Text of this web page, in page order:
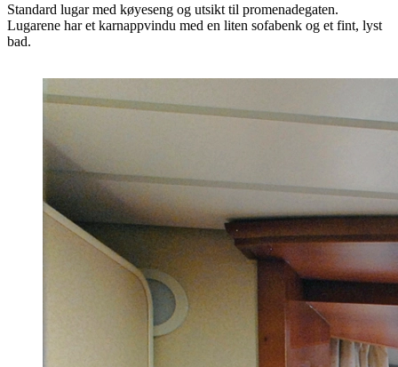
Standard lugar med køyeseng og utsikt til promenadegaten.
Lugarene har et karnappvindu med en liten sofabenk og et fint, lyst
bad.